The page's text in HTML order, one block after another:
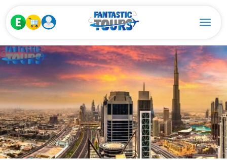
Toggle navigation